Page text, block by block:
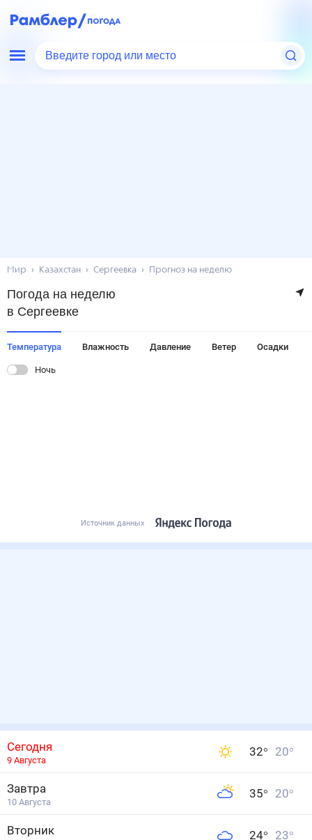
Введите город или место
Мир Казахстан Сергеевка Прогноз на неделю
Погода на неделю
в Сергеевке
Температура Влажность Давление Ветер Осадки
Ночь
Источник данных
Сегодня
9 Августа
32° 20°
Завтра
10 Августа
35° 20°
Вторник 24° 23°